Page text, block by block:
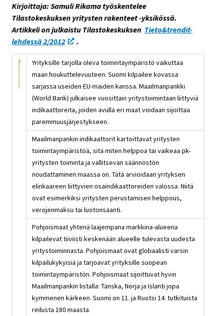
Kirjoittaja: Samuli Rikama työskentelee
Tilastokeskuksen yritysten rakenteet -yksikössä.
Artikkeli on julkaistu Tilastokeskuksen Tieto&trendit-
lehdessä 2/2012
.
Yrityksille tarjolla oleva toimintaympäristö vaikuttaa
maan houkuttelevuuteen. Suomi kilpailee kovassa
sarjassa useiden EU-maiden kanssa. Maailmanpankki
(World Bank) julkaisee vuosittain yritystoimintaan liittyviä
indikaattoreita, joiden avulla eri maat voidaan sijoittaa
paremmuusjärjestykseen.
Maailmanpankin indikaattorit kartoittavat yritysten
toimintaympäristöä, sitä miten helppoa tai vaikeaa pk-
yritysten toiminta ja vallitsevan säännöstön
noudattaminen maassa on. Tätä arvioidaan yrityksen
elinkaareen liittyvien osaindikaattoreiden valossa. Niitä
ovat esimerkiksi yritysten perustamisen helppous,
verojenmaksu tai luotonsaanti.
Pohjoismaat yhtenä laajempana markkina-alueena
kilpailevat tiiviisti keskenään alueelle tulevasta uudesta
yritystoiminnasta. Pohjoismaat ovat globaalisti varsin
kilpailukykyisiä ja tarjoavat yrityksille suopean
toimintaympäristön. Pohjoismaat sijoittuvat hyvin
Maailmanpankin listalla: Tanska, Norja ja Islanti jopa
kymmenen kärkeen. Suomi on 11. ja Ruotsi 14. tutkituista
reilusta 180 maasta.